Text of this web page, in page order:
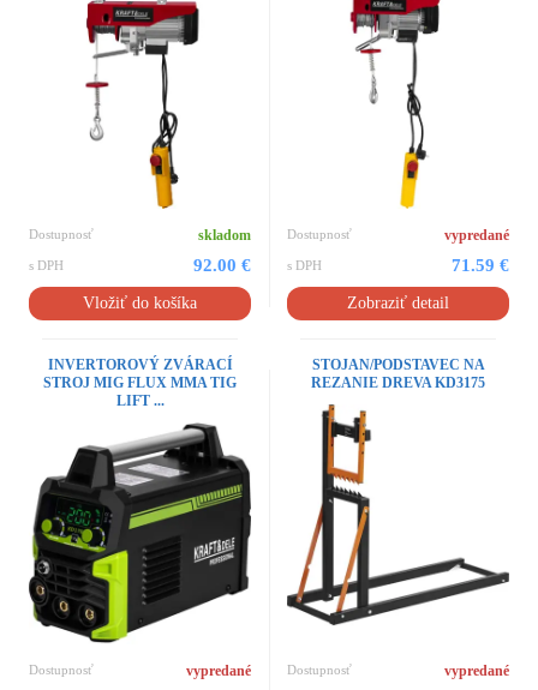
Dostupnosť skladom
s DPH 92.00 €
Vložiť do košíka
Dostupnosť vypredané
s DPH 71.59 €
Zobraziť detail
INVERTOROVÝ ZVÁRACÍ
STROJ MIG FLUX MMA TIG
LIFT ...
Dostupnosť vypredané
STOJAN/PODSTAVEC NA
REZANIE DREVA KD3175
Dostupnosť vypredané